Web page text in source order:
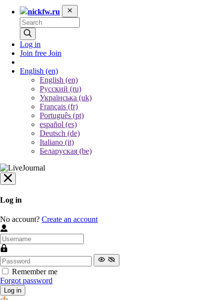
nickfw.ru
Log in
Join free Join
English (en)
English (en)
Русский (ru)
Українська (uk)
Français (fr)
Português (pt)
español (es)
Deutsch (de)
Italiano (it)
Беларуская (be)
Log in
No account? Create an account
Remember me
Forgot password
Log in